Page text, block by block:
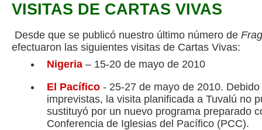
VISITAS DE CARTAS VIVAS
Desde que se publicó nuestro último número de
efectuaron las siguientes visitas de Cartas Vivas:
Nigeria – 15-20 de mayo de 2010
El Pacífico - 25-27 de mayo de 2010.
imprevistas, la visita planificada a Tuvalú no
sustituyó por un nuevo programa preparado
Conferencia de Iglesias del Pacífico (PCC).